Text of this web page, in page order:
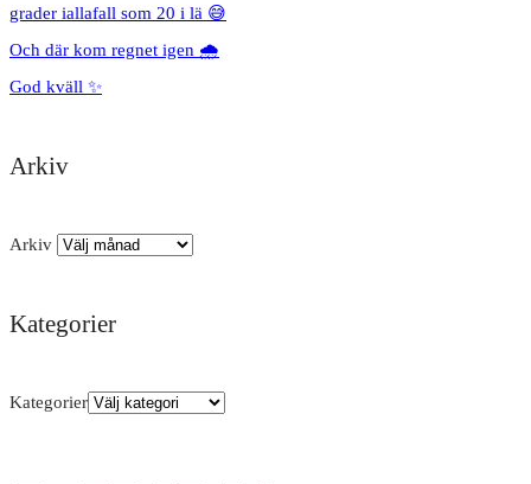
grader iallafall som 20 i lä 😅
Och där kom regnet igen 🌧️
God kväll ✨
Arkiv
Arkiv
Kategorier
Kategorier